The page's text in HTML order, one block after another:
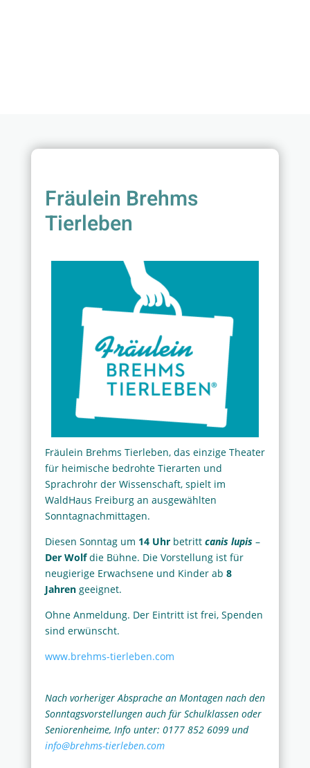
Fräulein Brehms
Tierleben
Fräulein Brehms Tierleben, das einzige Theater
für heimische bedrohte Tierarten und
Sprachrohr der Wissenschaft, spielt im
WaldHaus Freiburg an ausgewählten
Sonntagnachmittagen.
Diesen Sonntag um 14 Uhrbetritt canis lupis –
Der Wolfdie Bühne. Die Vorstellung ist für
neugierige Erwachsene und Kinder ab 8
Jahrengeeignet.
Ohne Anmeldung. Der Eintritt ist frei, Spenden
sind erwünscht.
www.brehms-tierleben.com
Nach vorheriger Absprache an Montagen nach den
Sonntagsvorstellungen auch für Schulklassen oder
Seniorenheime, Info unter: 0177 852 6099 und
info@brehms-tierleben.com